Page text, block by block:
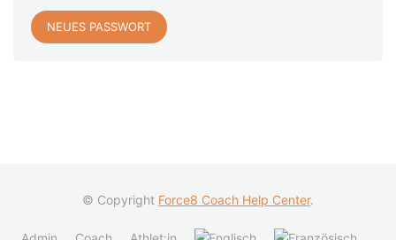
NEUES PASSWORT
© Copyright Force8 Coach Help Center.